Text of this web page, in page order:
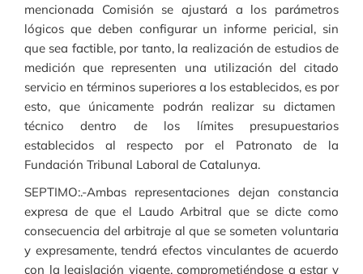
mencionada Comisión se ajustará a los parámetros
lógicos que deben configurar un informe pericial, sin
que sea factible, por tanto, la realización de estudios de
medición que representen una utilización del citado
servicio en términos superiores a los establecidos, es por
esto, que únicamente podrán realizar su dictamen
técnico dentro de los límites presupuestarios
establecidos al respecto por el Patronato de la
Fundación Tribunal Laboral de Catalunya.
SEPTIMO:.-Ambas representaciones dejan constancia
expresa de que el Laudo Arbitral que se dicte como
consecuencia del arbitraje al que se someten voluntaria
y expresamente, tendrá efectos vinculantes de acuerdo
con la legislación vigente, comprometiéndose a estar y